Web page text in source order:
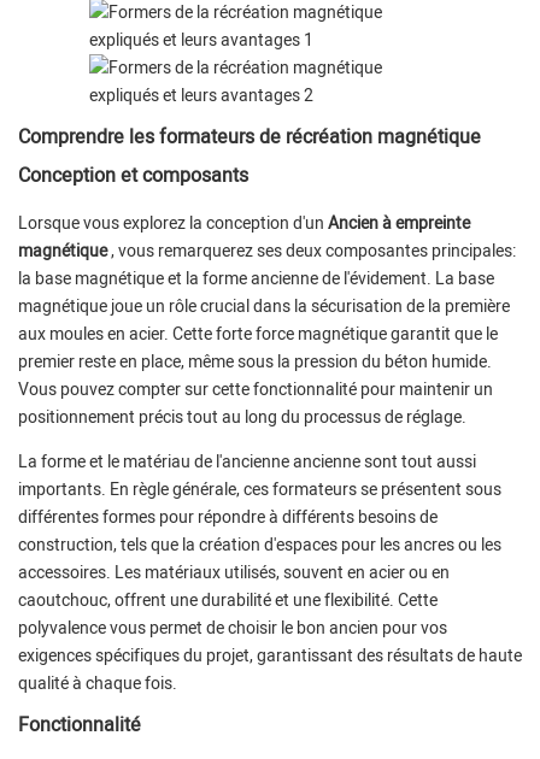
Comprendre les formateurs de récréation magnétique
Conception et composants
Lorsque vous explorez la conception d'unAncien à empreinte
magnétique, vous remarquerez ses deux composantes principales:
la base magnétique et la forme ancienne de l'évidement. La base
magnétique joue un rôle crucial dans la sécurisation de la première
aux moules en acier. Cette forte force magnétique garantit que le
premier reste en place, même sous la pression du béton humide.
Vous pouvez compter sur cette fonctionnalité pour maintenir un
positionnement précis tout au long du processus de réglage.
La forme et le matériau de l'ancienne ancienne sont tout aussi
importants. En règle générale, ces formateurs se présentent sous
différentes formes pour répondre à différents besoins de
construction, tels que la création d'espaces pour les ancres ou les
accessoires. Les matériaux utilisés, souvent en acier ou en
caoutchouc, offrent une durabilité et une flexibilité. Cette
polyvalence vous permet de choisir le bon ancien pour vos
exigences spécifiques du projet, garantissant des résultats de haute
qualité à chaque fois.
Fonctionnalité